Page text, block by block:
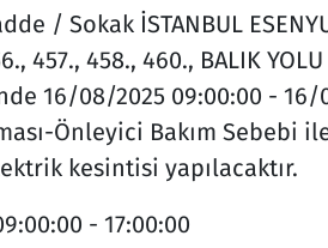
/ SokakİSTANBUL
457., 458., 460., BALIK
16/08/2025 09:00:00 - 16/
Önleyici Bakım Sebebi
kesintisi yapılacaktır.
- 17:00:00